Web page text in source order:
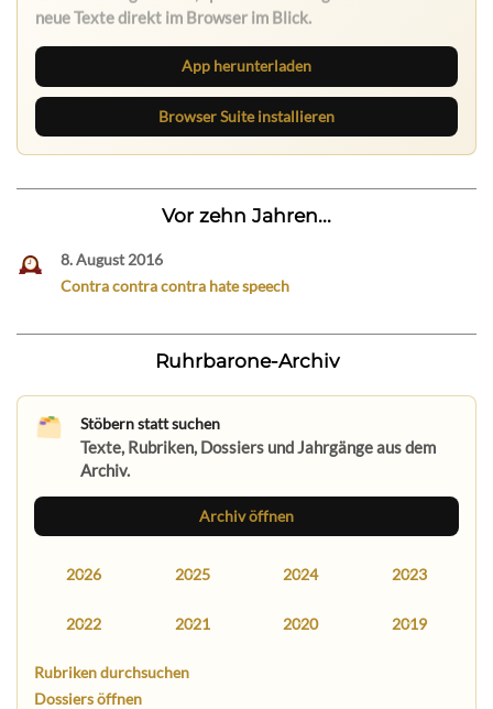
neue Texte direkt im Browser im Blick.
App herunterladen
Browser Suite installieren
Vor zehn Jahren...
8. August 2016
Contra contra contra hate speech
Ruhrbarone-Archiv
Stöbern statt suchen
Texte, Rubriken, Dossiers und Jahrgänge aus dem
Archiv.
Archiv öffnen
2026 2025 2024 2023
2022 2021 2020 2019
Rubriken durchsuchen
Dossiers öffnen